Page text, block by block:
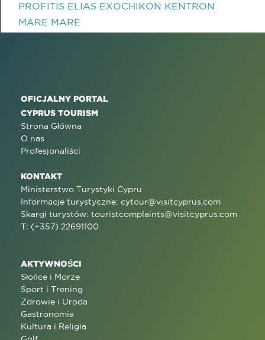
PROFITIS ELIAS EXOCHIKON KENTRON
MARE MARE
OFICJALNY PORTAL
CYPRUS TOURISM
Strona Główna
O nas
Profesjonaliści
KONTAKT
Ministerstwo Turystyki Cypru
Informacje turystyczne: cytour@visitcyprus.com
Skargi turystów: touristcomplaints@visitcyprus.com
T: (+357) 22691100
AKTYWNOŚCI
Słońce i Morze
Sport i Trening
Zdrowie i Uroda
Gastronomia
Kultura i Religia